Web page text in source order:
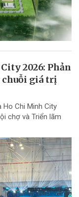
2026: Phản
giá trị
Chi Minh City
chợ và Triển lãm